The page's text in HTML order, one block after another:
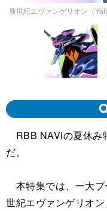
新世紀エヴァンゲリオン（
RBB NAViの夏休み
だ。
本特集では、一大
世紀エヴァンゲリオ